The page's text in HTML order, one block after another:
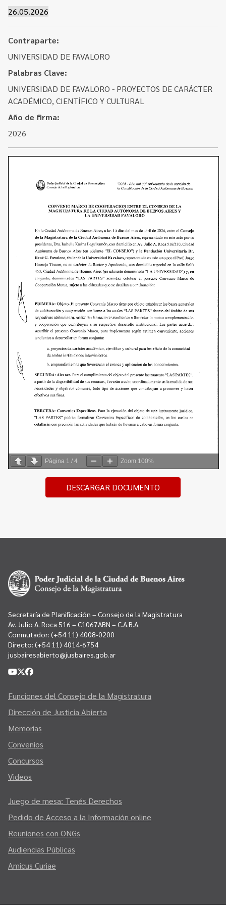
Concursos
Acceso a la información Pública
Pedido de Acceso a la Información online
Tenés Derechos
Recursos y Acceso a la Justicia
Cuento con Derechos
Transparencia
26.05.2026
Contraparte:
UNIVERSIDAD DE FAVALORO
Palabras Clave:
UNIVERSIDAD DE FAVALORO - PROYECTOS DE CARÁCTER
ACADÉMICO, CIENTÍFICO Y CULTURAL
Año de firma:
2026
Página 1 / 4 Zoom 100%
DESCARGAR DOCUMENTO
Secretaría de Planificación – Consejo de la Magistratura
Av. Julio A. Roca 516 – C1067ABN – C.A.B.A.
Conmutador: (+54 11) 4008-0200
Directo: (+54 11) 4014-6754
jusbairesabierto@jusbaires.gob.ar
Funciones del Consejo de la Magistratura
Dirección de Justicia Abierta
Memorias
Convenios
Concursos
Videos
Juego de mesa: Tenés Derechos
Pedido de Acceso a la Información online
Reuniones con ONGs
Audiencias Públicas
Amicus Curiae